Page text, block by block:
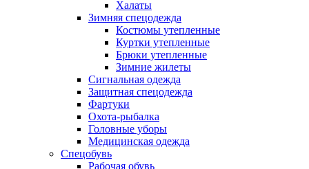
Халаты
Зимняя спецодежда
Костюмы утепленные
Куртки утепленные
Брюки утепленные
Зимние жилеты
Сигнальная одежда
Защитная спецодежда
Фартуки
Охота-рыбалка
Головные уборы
Медицинская одежда
Спецобувь
Рабочая обувь